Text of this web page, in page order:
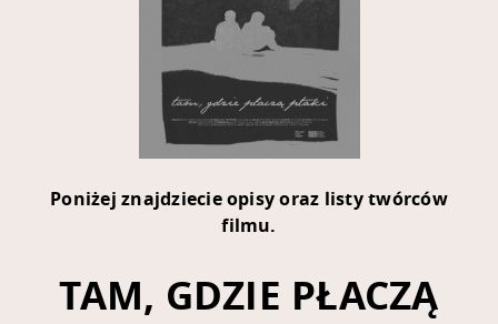
Poniżej znajdziecie opisy oraz listy twórców
filmu.
TAM, GDZIE PŁACZĄ